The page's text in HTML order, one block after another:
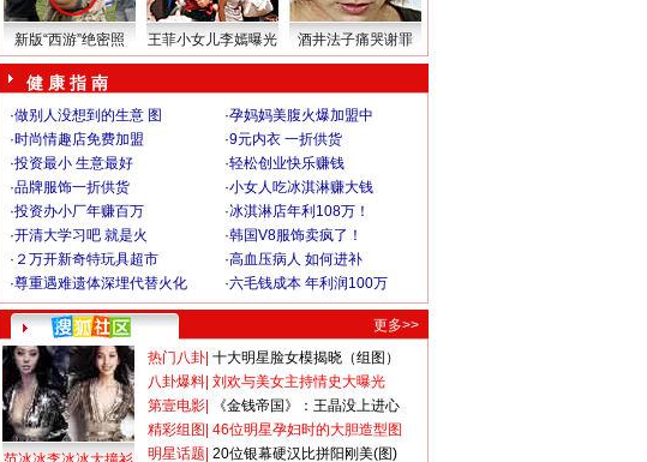
新版“西游”绝密照 王菲小女儿李嫣曝光 酒井法子痛哭谢罪
健 康 指 南
·做别人没想到的生意 图 ·孕妈妈美腹火爆加盟中
·时尚情趣店免费加盟 ·9元内衣 一折供货
·投资最小 生意最好 ·轻松创业快乐赚钱
·品牌服饰一折供货 ·小女人吃冰淇淋赚大钱
·投资办小厂年赚百万 ·冰淇淋店年利108万！
·开清大学习吧 就是火 ·韩国V8服饰卖疯了！
· ２万开新奇特玩具超市 ·高血压病人 如何进补
·尊重遇难遗体深埋代替火化 ·六毛钱成本 年利润100万
更多>>
热门八卦 十大明星脸女模揭晓（组图）
八卦爆料 刘欢与美女主持情史大曝光
第壹电影
《金钱帝国》：王晶没上进心
精彩组图 46位明星孕妇时的大胆造型图
明星话题 20位银幕硬汉比拼阳刚美(图)